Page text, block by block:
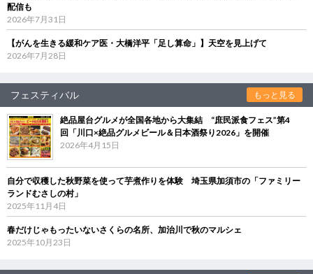
配信も
2026年7月31日
【がんを生きる緩和ケア医・大橋洋平「足し算命」】天空を見上げて
2026年7月28日
フェスティバル もっと見る
絶品屋台グルメが全国各地から大集結 “庶民派食フェス”第4
回「川口×絶品グルメビール＆日本酒祭り2026」を開催
2026年4月15日
自分で収穫した秋野菜を使って芋煮作りを体験 埼玉県加須市の「ファミリー
ランドむさしの村」
2025年11月4日
春だけじゃもったいないさくらの名所、加治川で秋のマルシェ
2025年10月23日